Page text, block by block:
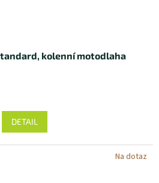
kolenní motodlaha
DETAIL
Na dotaz